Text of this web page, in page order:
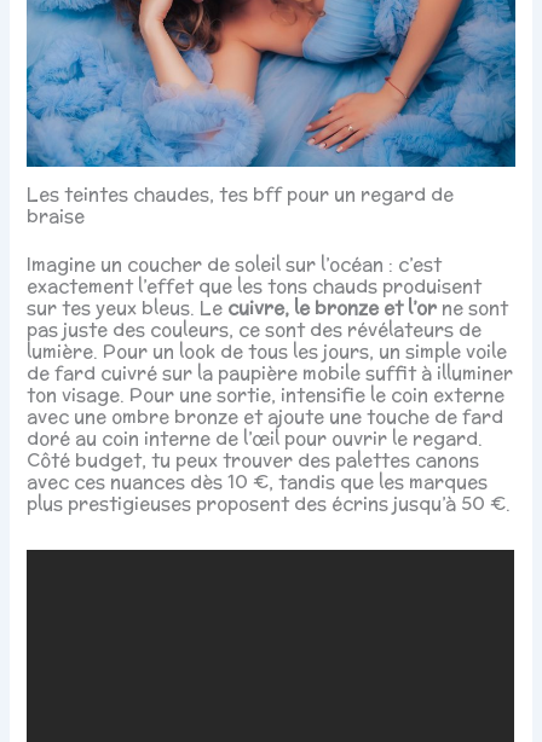
Les teintes chaudes, tes bff pour un regard de
braise
Imagine un coucher de soleil sur l’océan : c’est
exactement l’effet que les tons chauds produisent
sur tes yeux bleus. Le cuivre, le bronze et l’or ne sont
pas juste des couleurs, ce sont des révélateurs de
lumière. Pour un look de tous les jours, un simple voile
de fard cuivré sur la paupière mobile suffit à illuminer
ton visage. Pour une sortie, intensifie le coin externe
avec une ombre bronze et ajoute une touche de fard
doré au coin interne de l’œil pour ouvrir le regard.
Côté budget, tu peux trouver des palettes canons
avec ces nuances dès 10 €, tandis que les marques
plus prestigieuses proposent des écrins jusqu’à 50 €.